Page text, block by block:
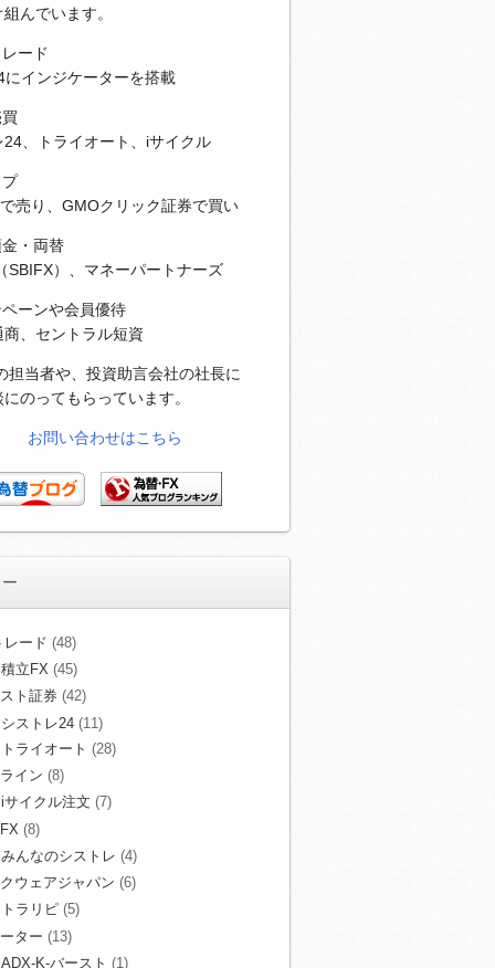
んでいます。
ード
にインジケーターを搭載
24、トライオート、iサイクル
売り、GMOクリック証券で買い
・両替
SBIFX）、マネーパートナーズ
ーンや会員優待
商、セントラル短資
担当者や、投資助言会社の社長に
のってもらっています。
お問い合わせはこちら
ード (48)
積立FX (45)
ト証券 (42)
シストレ24 (11)
トライオート (28)
イン (8)
iサイクル注文 (7)
(8)
みんなのシストレ (4)
ウェアジャパン (6)
トラリピ (5)
ター (13)
ADX-K-バースト (1)